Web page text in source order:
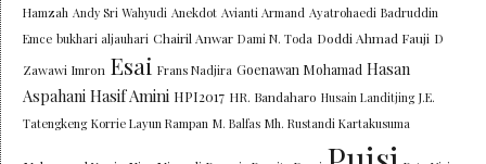
Hamzah Andy Sri Wahyudi Anekdot Avianti Armand Ayatrohaedi Badruddin
Emce bukhari aljauhari Chairil Anwar Dami N. Toda Doddi Ahmad Fauji D
Zawawi Imron Esai Frans Nadjira Goenawan Mohamad Hasan
Aspahani Hasif Amini HPI2017 HR. Bandaharo Husain Landitjing J.E.
Tatengkeng Korrie Layun Rampan M. Balfas Mh. Rustandi Kartakusuma